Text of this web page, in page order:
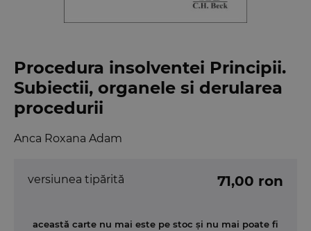
Procedura insolventei Principii.
Subiectii, organele si derularea
procedurii
Anca Roxana Adam
versiunea tipărită 71,00 ron
această carte nu mai este pe stoc și nu mai poate fi